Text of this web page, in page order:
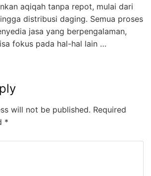
aqiqah tanpa repot, mulai dari
distribusi daging. Semua proses
jasa yang berpengalaman,
fokus pada hal-hal lain …
will not be published. Required
*